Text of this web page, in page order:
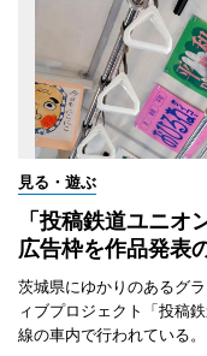
見る・遊ぶ
「投稿鉄道ユニオ
広告枠を作品発表
茨城県にゆかりのあるグ
ィブプロジェクト「投稿
線の車内で行われている。